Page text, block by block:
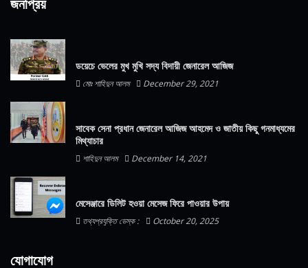
ডয়েচে ভেলের মুখ মুখি সদ্য বিদায়ী জেনারেল আজিজ
মোঃ শাহিদুন আলম December 29, 2021
সাবেক সেনা প্রধান জেনারেল আজিজ আহমেদ ও জাতীয় কিছু গনমাধ্যমের
মিথ্যাচার
শাহিদুন আলম December 14, 2021
মেসেঞ্জারে ডিলিট হওয়া মেসেজ ফিরে পাওয়ার উপায়
তথ্যপ্রযুক্তি ডেস্ক : October 20, 2025
যোগাযোগ